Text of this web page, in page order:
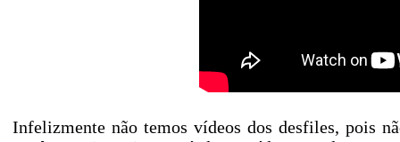
Infelizmente não temos vídeos dos desfiles, pois